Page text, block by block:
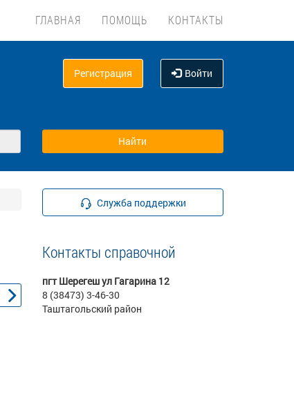
ГЛАВНАЯ ПОМОЩЬ КОНТАКТЫ
Регистрация Войти
Служба поддержки
Контакты справочной
пгт Шерегеш ул Гагарина 12
8 (38473) 3-46-30
Таштагольский район